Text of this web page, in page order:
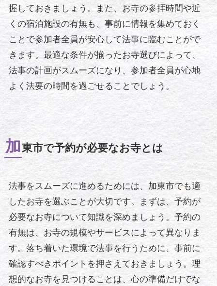
握しておきましょう。また、お寺の参拝時間や近
くの宿泊施設の有無も、事前に情報を集めておく
ことで参加者全員が安心して法事に臨むことがで
きます。最適な条件が揃ったお寺選びによって、
法事の計画がスムーズになり、参加者全員が心地
よく法要の時間を過ごせることでしょう。
加東市で予約が必要なお寺とは
法事をスムーズに進めるためには、加東市でも適
したお寺を選ぶことが大切です。まずは、予約が
必要なお寺について知識を深めましょう。予約の
有無は、お寺の規模やサービスによって異なりま
す。落ち着いた環境で法事を行うために、事前に
確認すべきポイントを押さえておきましょう。理
想的なお寺を見つけることは、心の準備だけでな